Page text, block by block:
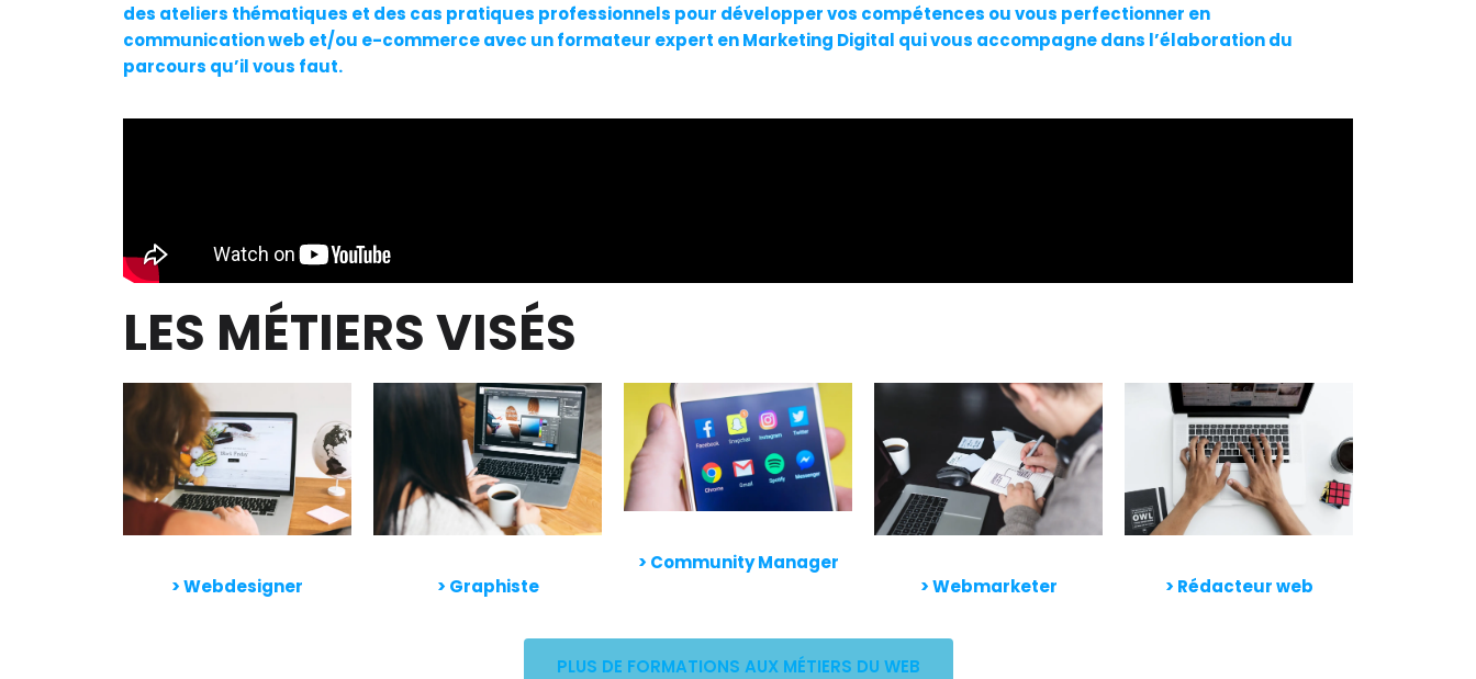
des ateliers thématiques et des cas pratiques professionnels pour développer vos compétences ou vous perfectionner en
communication web et/ou e-commerce avec un formateur expert en Marketing Digital qui vous accompagne dans l’élaboration du
parcours qu’il vous faut.
LES MÉTIERS VISÉS
> Webdesigner > Graphiste
> Community Manager
> Webmarketer
> Rédacteur web
PLUS DE FORMATIONS AUX MÉTIERS DU WEB